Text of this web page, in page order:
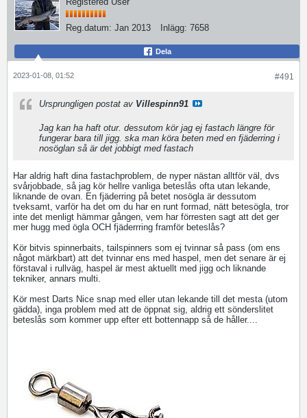
Reg.datum: Jan 2013 Inlägg: 7658
Dela
#491
2023-01-08, 01:52
Ursprungligen postat av Villespinn91
Jag kan ha haft otur. dessutom kör jag ej fastach längre för
fungerar bara till jigg. ska man köra beten med en fjäderring i
nosöglan så är det jobbigt med fastach
Har aldrig haft dina fastachproblem, de nyper nästan alltför väl, dvs
svårjobbade, så jag kör hellre vanliga beteslås ofta utan lekande,
liknande de ovan. En fjäderring på betet nosögla är dessutom
tveksamt, varför ha det om du har en runt formad, nätt betesögla, tror
inte det menligt hämmar gången, vem har förresten sagt att det ger
mer hugg med ögla OCH fjäderrring framför beteslås?
Kör bitvis spinnerbaits, tailspinners som ej tvinnar så pass (om ens
något märkbart) att det tvinnar ens med haspel, men det senare är ej
förstaval i rullväg, haspel är mest aktuellt med jigg och liknande
tekniker, annars multi.
Kör mest Darts Nice snap med eller utan lekande till det mesta (utom
gädda), inga problem med att de öppnat sig, aldrig ett sönderslitet
beteslås som kommer upp efter ett bottennapp så de håller....